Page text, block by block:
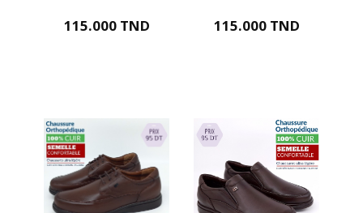
115.000 TND 115.000 TND